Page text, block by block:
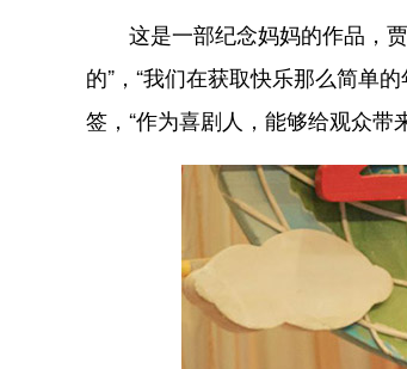
这是一部纪念妈妈的作品，贾
的”，“我们在获取快乐那么简单
签，“作为喜剧人，能够给观众带